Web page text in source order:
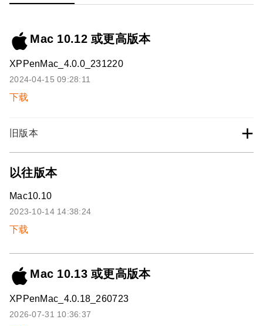
Mac 10.12 或更高版本
XPPenMac_4.0.0_231220
2024-04-15 09:28:11
下载
旧版本 +
以往版本
Mac10.10
2023-10-14 14:38:24
下载
Mac 10.13 或更高版本
XPPenMac_4.0.18_260723
2026-07-31 10:36:37